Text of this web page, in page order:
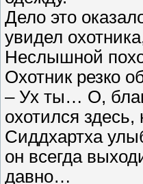
Дело это
увидел
Неслышной
Охотник резко
– Ух ты… О,
охотился
Сиддхартха
он всегда
давно…